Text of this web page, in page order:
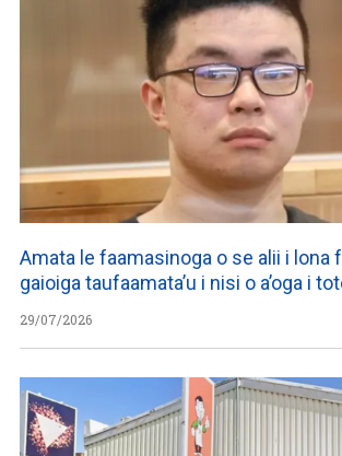
Amata le faamasinoga o se alii i lona
gaioiga taufaamata’u i nisi o a’oga i
29/07/2026